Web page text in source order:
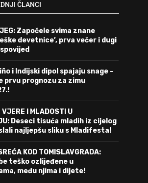
ČLANCI
Započele svima znane
devetnice’, prva večer i dugi
i Indijski dipol spajaju snage –
prvu prognozu za zimu
I MLADOSTI U
Deseci tisuća mladih iz cijelog
najljepšu sliku s Mladifesta!
KOD TOMISLAVGRADA:
teško ozlijeđene u
među njima i dijete!